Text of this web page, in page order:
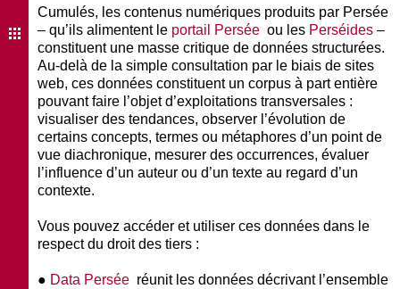
Cumulés, les contenus numériques produits par Persée
– qu’ils alimentent le portail Persée ou les Perséides –
constituent une masse critique de données structurées.
Au-delà de la simple consultation par le biais de sites
web, ces données constituent un corpus à part entière
pouvant faire l’objet d’exploitations transversales :
visualiser des tendances, observer l’évolution de
certains concepts, termes ou métaphores d’un point de
vue diachronique, mesurer des occurrences, évaluer
l’influence d’un auteur ou d’un texte au regard d’un
contexte.
Vous pouvez accéder et utiliser ces données dans le
respect du droit des tiers :
● Data Persée réunit les données décrivant l’ensemble